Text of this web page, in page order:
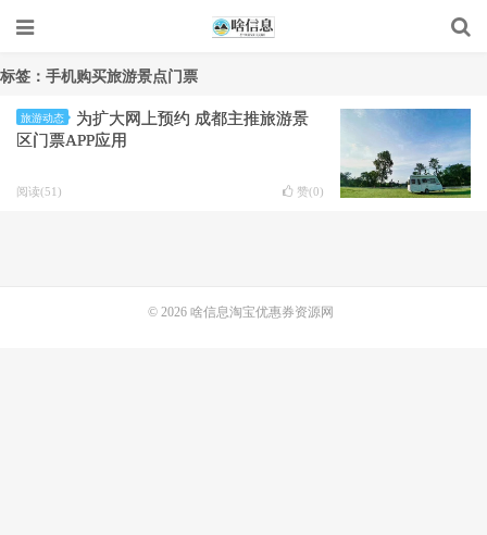
标签：手机购买旅游景点门票
旅游动态
为扩大网上预约 成都主推旅游景
区门票APP应用
阅读(51) 赞(0)
© 2026 啥信息淘宝优惠券资源网